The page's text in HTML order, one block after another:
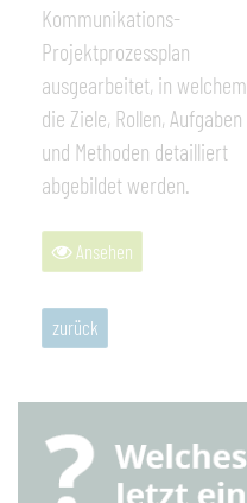
Kommunikations-
Projektprozessplan
ausgearbeitet, in welchem
die Ziele, Rollen, Aufgaben
und Methoden detailliert
abgebildet werden.
Ansehen
zurück